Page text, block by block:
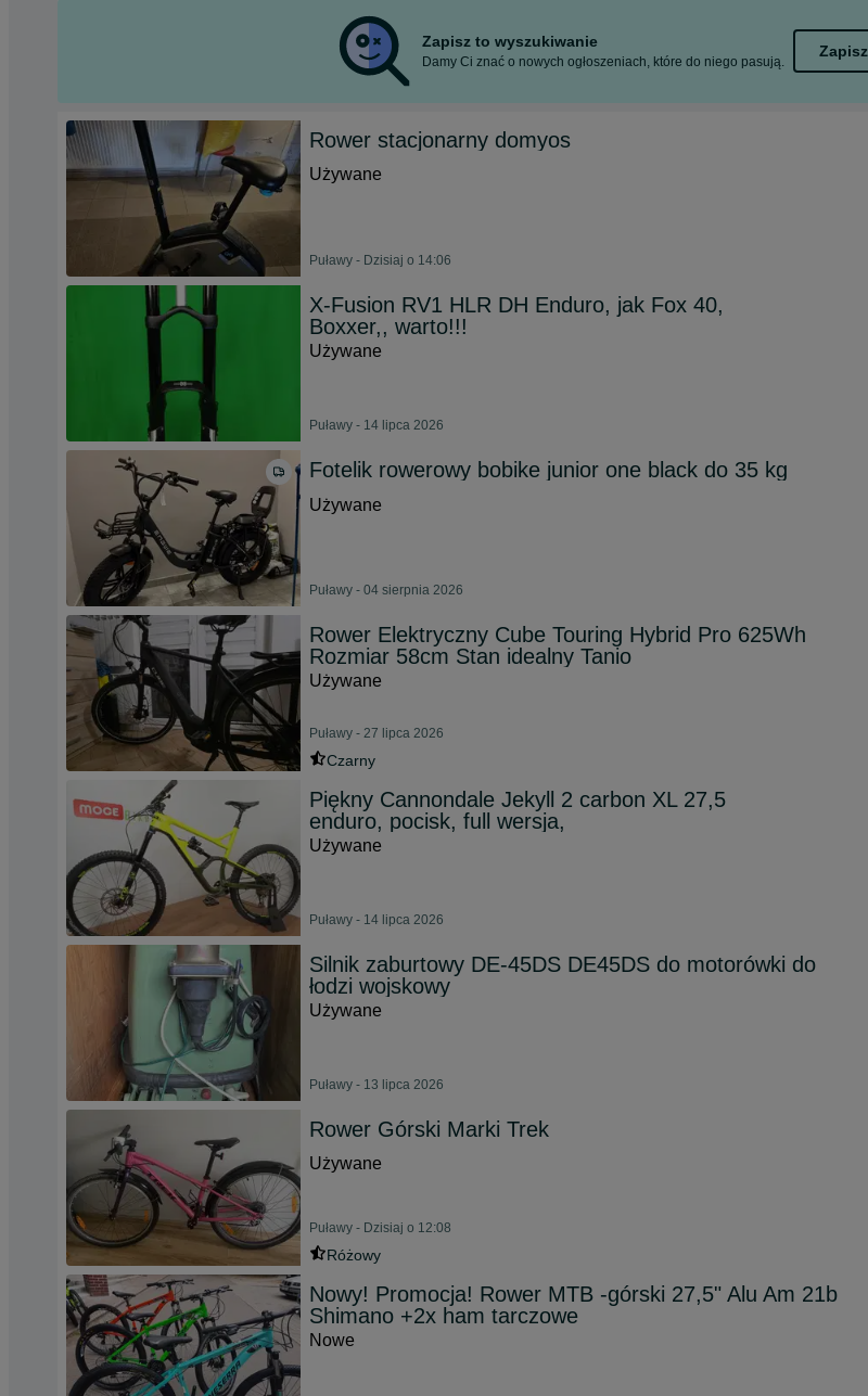
Zapisz to wyszukiwanie
Damy Ci znać o nowych ogłoszeniach, które do niego pasują.
Zapisz
Rower stacjonarny domyos
Używane
Puławy - Dzisiaj o 14:06
X-Fusion RV1 HLR DH Enduro, jak Fox 40,
Boxxer,, warto!!!
Używane
Puławy - 14 lipca 2026
Fotelik rowerowy bobike junior one black do 35 kg
Używane
Puławy - 04 sierpnia 2026
Rower Elektryczny Cube Touring Hybrid Pro 625Wh
Rozmiar 58cm Stan idealny Tanio
Używane
Puławy - 27 lipca 2026
Czarny
Piękny Cannondale Jekyll 2 carbon XL 27,5
enduro, pocisk, full wersja,
Używane
Puławy - 14 lipca 2026
Silnik zaburtowy DE-45DS DE45DS do motorówki do
łodzi wojskowy
Używane
Puławy - 13 lipca 2026
Rower Górski Marki Trek
Używane
Puławy - Dzisiaj o 12:08
Różowy
Nowy! Promocja! Rower MTB -górski 27,5" Alu Am 21b
Shimano +2x ham tarczowe
Nowe